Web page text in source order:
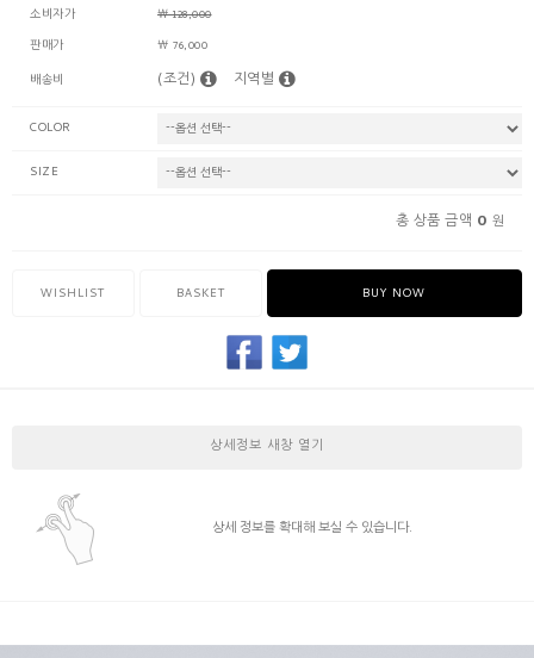
소비자가
￦ 128,000
판매가
￦ 76,000
배송비
(조건) 지역별
COLOR
SIZE
총 상품 금액 0 원
WISHLIST BASKET BUY NOW
상세정보 새창 열기
상세 정보를 확대해 보실 수 있습니다.